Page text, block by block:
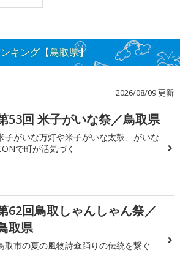
キング【鳥取県】
2026/08/09 更新
53回 米子がいな祭／鳥取県
子がいな万灯や米子がいな太鼓、がいな
で町が活気づく
62回鳥取しゃんしゃん祭／
取県
取市の夏の風物詩傘踊りの伝統を繋ぐ